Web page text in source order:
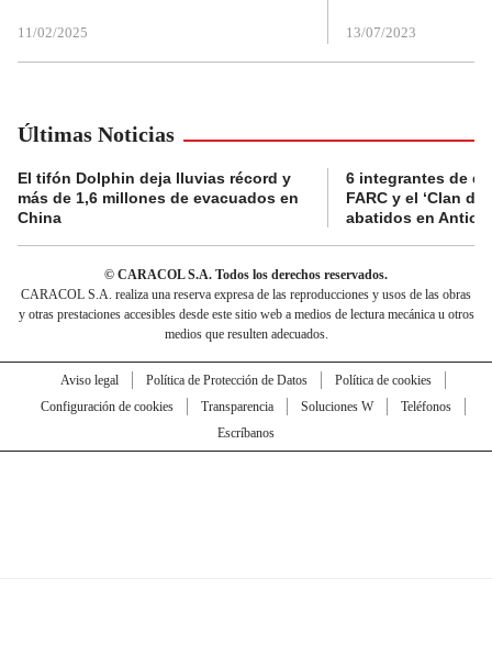
11/02/2025 13/07/2023
Últimas Noticias
El tifón Dolphin deja lluvias récord y
más de 1,6 millones de evacuados en
China
6 integrantes de
FARC y el ‘Clan
abatidos en
© CARACOL S.A. Todos los derechos reservados.
CARACOL S.A. realiza una reserva expresa de las reproducciones y usos de las obras
y otras prestaciones accesibles desde este sitio web a medios de lectura mecánica u otros
medios que resulten adecuados.
Aviso legal Política de Protección de Datos
Política de cookies
Configuración de cookies
Transparencia Soluciones W
Teléfonos
Escríbanos